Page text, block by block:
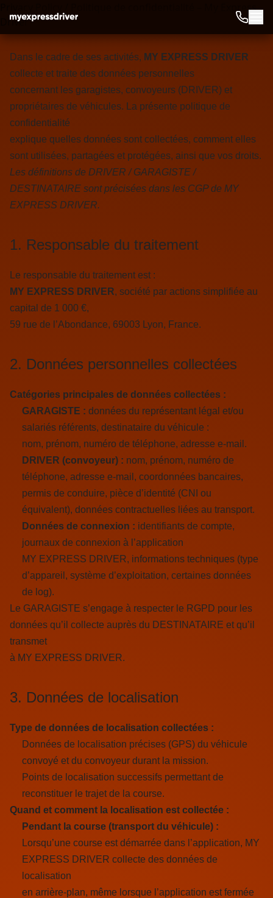
Privacy Policy / Politique de confidentialité – My Express
Driver
Dans le cadre de ses activités, MY EXPRESS DRIVER
collecte et traite des données personnelles
concernant les garagistes, convoyeurs (DRIVER) et
propriétaires de véhicules. La présente politique de
confidentialité
explique quelles données sont collectées, comment elles
sont utilisées, partagées et protégées, ainsi que vos droits.
Les définitions de DRIVER / GARAGISTE /
DESTINATAIRE sont précisées dans les CGP de MY
EXPRESS DRIVER.
1. Responsable du traitement
Le responsable du traitement est :
MY EXPRESS DRIVER, société par actions simplifiée au
capital de 1 000 €,
59 rue de l’Abondance, 69003 Lyon, France.
2. Données personnelles collectées
Catégories principales de données collectées :
GARAGISTE : données du représentant légal et/ou
salariés référents, destinataire du véhicule :
nom, prénom, numéro de téléphone, adresse e-mail.
DRIVER (convoyeur) : nom, prénom, numéro de
téléphone, adresse e-mail, coordonnées bancaires,
permis de conduire, pièce d’identité (CNI ou
équivalent), données contractuelles liées au transport.
Données de connexion : identifiants de compte,
journaux de connexion à l’application
MY EXPRESS DRIVER, informations techniques (type
d’appareil, système d’exploitation, certaines données
de log).
Le GARAGISTE s’engage à respecter le RGPD pour les
données qu’il collecte auprès du DESTINATAIRE et qu’il
transmet
à MY EXPRESS DRIVER.
3. Données de localisation
Type de données de localisation collectées :
Données de localisation précises (GPS) du véhicule
convoyé et du convoyeur durant la mission.
Points de localisation successifs permettant de
reconstituer le trajet de la course.
Quand et comment la localisation est collectée :
Pendant la course (transport du véhicule) :
Lorsqu’une course est démarrée dans l’application, MY
EXPRESS DRIVER collecte des données de
localisation
en arrière-plan, même lorsque l’application est fermée